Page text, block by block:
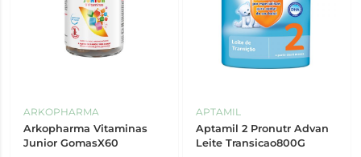
ARKOPHARMA
Arkopharma Vitaminas
Junior GomasX60
APTAMIL
Aptamil 2 Pronutr Advan
Leite Transicao800G